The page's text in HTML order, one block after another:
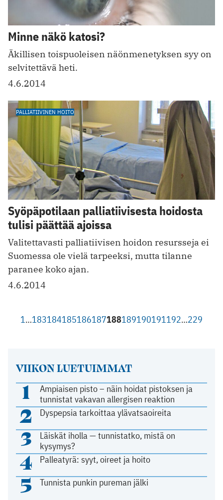
Minne näkö katosi?
Äkillisen toispuoleisen näönmenetyksen syy on
selvitettävä heti.
4.6.2014
PALLIATIIVINEN HOITO
Syöpäpotilaan palliatiivisesta hoidosta
tulisi päättää ajoissa
Valitettavasti palliatiivisen hoidon resursseja ei
Suomessa ole vielä tarpeeksi, mutta tilanne
paranee koko ajan.
4.6.2014
1…183184185186187188189190191192…229
VIIKON LUETUIMMAT
1
Ampiaisen pisto – näin hoidat pistoksen ja
tunnistat vakavan allergisen reaktion
2 Dyspepsia tarkoittaa ylävatsaoireita
3
Läiskät iholla — tunnistatko, mistä on
kysymys?
4 Palleatyrä: syyt, oireet ja hoito
5 Tunnista punkin pureman jälki